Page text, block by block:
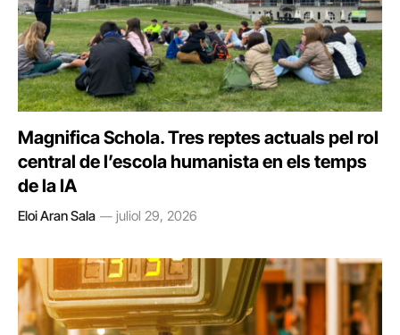
Magnifica Schola. Tres reptes actuals pel rol
central de l’escola humanista en els temps
de la IA
Eloi Aran Sala juliol 29, 2026